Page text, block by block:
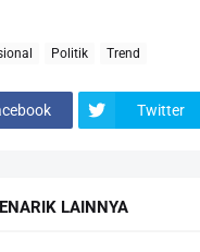
Politik Trend
Twitter
LAINNYA